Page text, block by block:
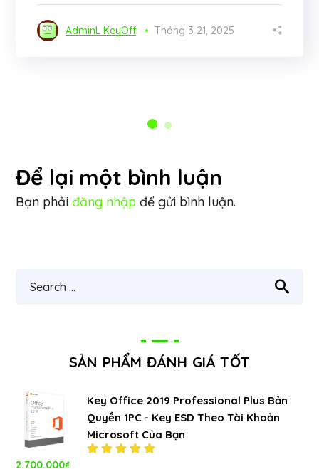
AdminL KeyOff Tháng 3 21, 2025
Để lại một bình luận
Bạn phảiđăng nhập để gửi bình luận.
SẢN PHẨM ĐÁNH GIÁ TỐT
Key Office 2019 Professional Plus Bản
Quyền 1PC - Key ESD Theo Tài Khoản
Microsoft Của Bạn
2.700.000₫